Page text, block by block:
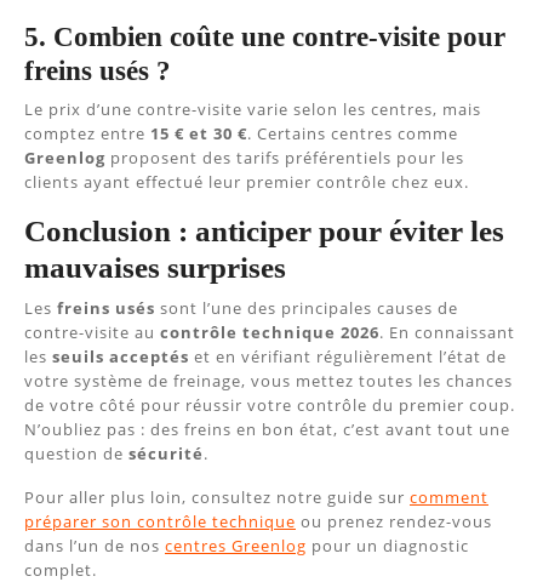
5. Combien coûte une contre-visite pour
freins usés ?
Le prix d’une contre-visite varie selon les centres, mais
comptez entre 15 € et 30 €. Certains centres comme
Greenlog proposent des tarifs préférentiels pour les
clients ayant effectué leur premier contrôle chez eux.
Conclusion : anticiper pour éviter les
mauvaises surprises
Les freins usés sont l’une des principales causes de
contre-visite au contrôle technique 2026. En connaissant
les seuils acceptés et en vérifiant régulièrement l’état de
votre système de freinage, vous mettez toutes les chances
de votre côté pour réussir votre contrôle du premier coup.
N’oubliez pas : des freins en bon état, c’est avant tout une
question de sécurité.
Pour aller plus loin, consultez notre guide sur comment
préparer son contrôle technique ou prenez rendez-vous
dans l’un de nos centres Greenlog pour un diagnostic
complet.